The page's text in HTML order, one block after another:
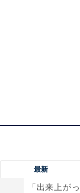
最新
「出来上が